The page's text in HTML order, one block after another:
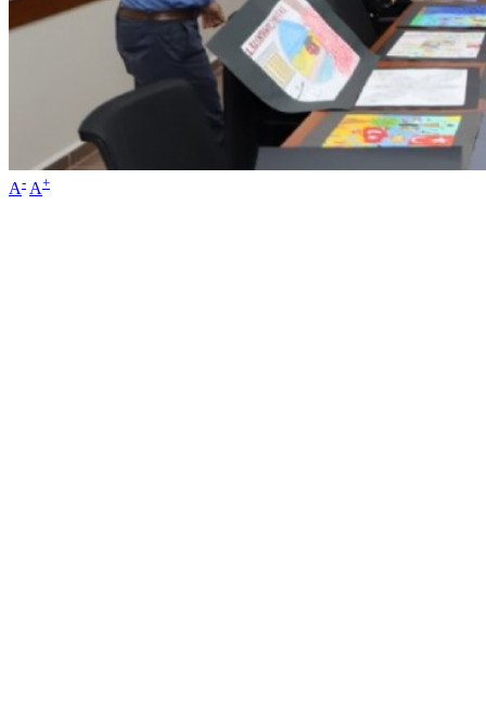
A- A+